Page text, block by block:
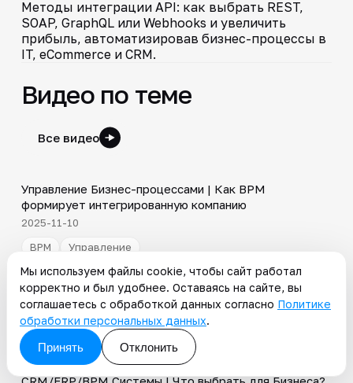
Методы интеграции API: как выбрать REST,
SOAP, GraphQL или Webhooks и увеличить
прибыль, автоматизировав бизнес-процессы в
IT, eCommerce и CRM.
Видео по теме
Все видео
▶
Управление Бизнес-процессами | Как BPM
формирует интегрированную компанию
2025-11-10
BPM
Управление
▶
Почему важны BPM Проектирование и Разработка?
2025-10-14
BPM
Мы используем файлы cookie, чтобы сайт работал
корректно и был удобнее. Оставаясь на сайте, вы
соглашаетесь с обработкой данных согласно Политике
обработки персональных данных.
Принять
Отклонить